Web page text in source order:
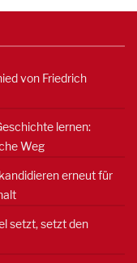
von Friedrich
lernen:
Weg
erneut für
setzt, setzt den